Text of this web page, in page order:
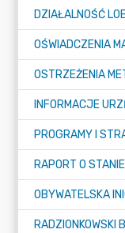
DZIAŁALNOŚĆ
OŚWIADCZENIA
INFORMACJE
PROGRAMY I
RAPORT O